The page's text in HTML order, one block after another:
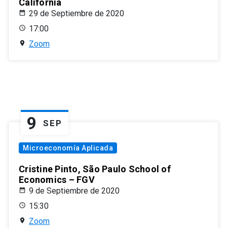
California
29 de Septiembre de 2020
17:00
Zoom
9 SEP
Microeconomía Aplicada
Cristine Pinto, São Paulo School of
Economics – FGV
9 de Septiembre de 2020
15:30
Zoom